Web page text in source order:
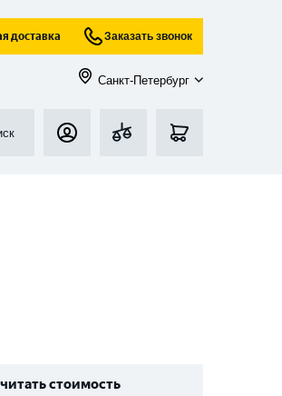
доставка Заказать звонок
Санкт-Петербург
стоимость